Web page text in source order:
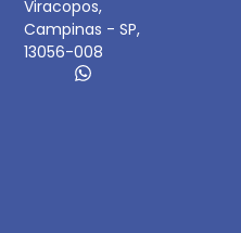
Viracopos,
Campinas - SP,
13056-008